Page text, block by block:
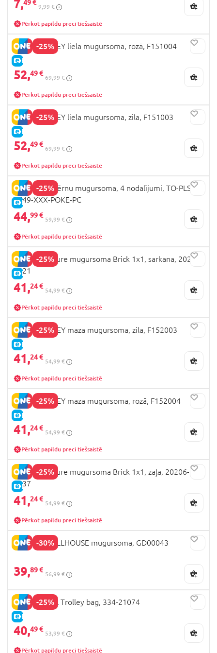
7,49 €
9,99 €
Pērkot papildu preci tiešsaistē
-25%
E-CENA
STITCH DISNEY liela mugursoma, rozā, F151004
52,49 €
69,99 €
Pērkot papildu preci tiešsaistē
-25%
E-CENA
STITCH DISNEY liela mugursoma, zila, F151003
52,49 €
69,99 €
Pērkot papildu preci tiešsaistē
-25%
E-CENA
POKEMON bērnu mugursoma, 4 nodalījumi, TO-PLS-
3749-XXX-POKE-PC
44,99 €
59,99 €
Pērkot papildu preci tiešsaistē
-25%
E-CENA
LEGO Signature mugursoma Brick 1x1, sarkana, 20206-
0021
41,24 €
54,99 €
Pērkot papildu preci tiešsaistē
-25%
E-CENA
STITCH DISNEY maza mugursoma, zila, F152003
41,24 €
54,99 €
Pērkot papildu preci tiešsaistē
-25%
E-CENA
STITCH DISNEY maza mugursoma, rozā, F152004
41,24 €
54,99 €
Pērkot papildu preci tiešsaistē
-25%
E-CENA
LEGO Signature mugursoma Brick 1x1, zaļa, 20206-
0037
41,24 €
54,99 €
Pērkot papildu preci tiešsaistē
-30%
GABBY'S DOLLHOUSE mugursoma, GD00043
39,89 €
56,99 €
-25%
E-CENA
PAW PATROL Trolley bag, 334-21074
40,49 €
53,99 €
Pērkot papildu preci tiešsaistē